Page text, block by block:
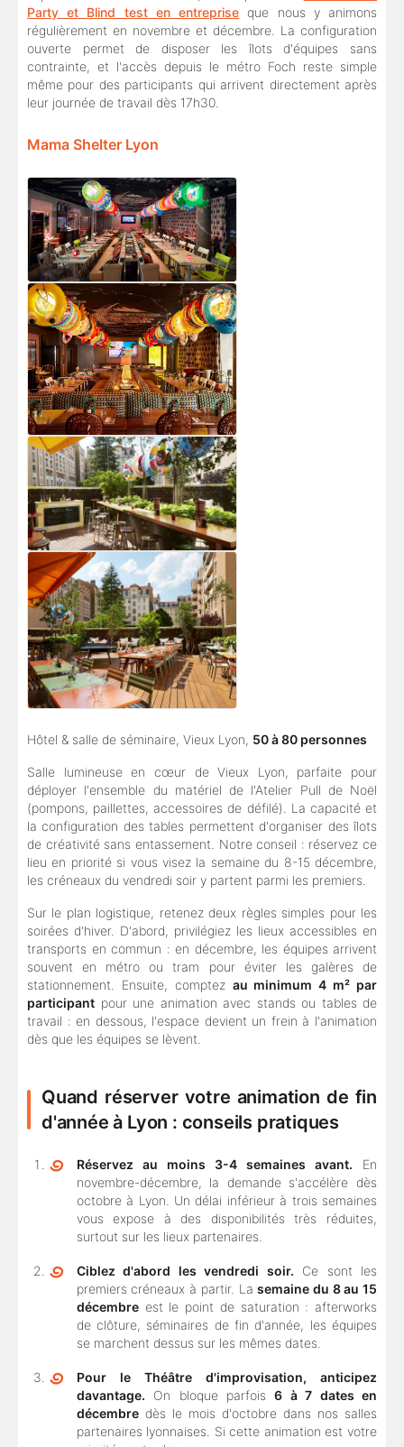
Party et Blind test en entreprise que nous y animons
régulièrement en novembre et décembre. La configuration
ouverte permet de disposer les îlots d'équipes sans
contrainte, et l'accès depuis le métro Foch reste simple
même pour des participants qui arrivent directement après
leur journée de travail dès 17h30.
Mama Shelter Lyon
Hôtel & salle de séminaire, Vieux Lyon, 50 à 80 personnes
Salle lumineuse en cœur de Vieux Lyon, parfaite pour
déployer l'ensemble du matériel de l'Atelier Pull de Noël
(pompons, paillettes, accessoires de défilé). La capacité et
la configuration des tables permettent d'organiser des îlots
de créativité sans entassement. Notre conseil : réservez ce
lieu en priorité si vous visez la semaine du 8-15 décembre,
les créneaux du vendredi soir y partent parmi les premiers.
Sur le plan logistique, retenez deux règles simples pour les
soirées d'hiver. D'abord, privilégiez les lieux accessibles en
transports en commun : en décembre, les équipes arrivent
souvent en métro ou tram pour éviter les galères de
stationnement. Ensuite, comptez au minimum 4 m² par
participant pour une animation avec stands ou tables de
travail : en dessous, l'espace devient un frein à l'animation
dès que les équipes se lèvent.
Quand réserver votre animation de fin
d'année à Lyon : conseils pratiques
Réservez au moins 3-4 semaines avant. En
novembre-décembre, la demande s'accélère dès
octobre à Lyon. Un délai inférieur à trois semaines
vous expose à des disponibilités très réduites,
surtout sur les lieux partenaires.
Ciblez d'abord les vendredi soir. Ce sont les
premiers créneaux à partir. Lasemaine du 8 au 15
décembreest le point de saturation : afterworks
de clôture, séminaires de fin d'année, les équipes
se marchent dessus sur les mêmes dates.
Pour le Théâtre d'improvisation, anticipez
davantage. On bloque parfois6 à 7 dates en
décembredès le mois d'octobre dans nos salles
partenaires lyonnaises. Si cette animation est votre